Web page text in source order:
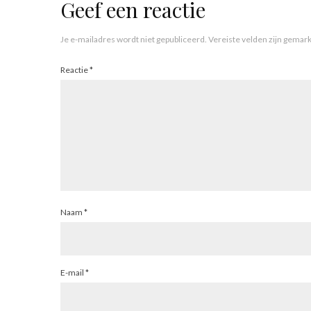
Geef een reactie
Je e-mailadres wordt niet gepubliceerd. Vereiste velden zijn
Reactie*
Naam *
E-mail *